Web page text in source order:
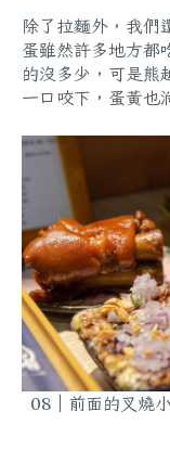
除了拉麵外，我們
蛋雖然許多地方都
的沒多少，可是熊
一口咬下，蛋黃也
08｜前面的叉燒